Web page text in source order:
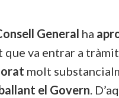
General ha
que va entrar a
molt
el Govern.